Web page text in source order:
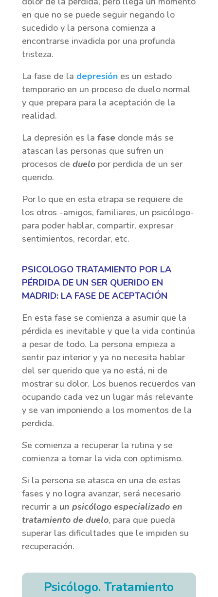
en que no se puede seguir negando lo
sucedido y la persona comienza a
encontrarse invadida por una profunda
tristeza.
La fase de la depresiónes un estado
temporario en un proceso de duelo normal
y que prepara para la aceptación de la
realidad.
La depresión es la fase donde más se
atascan las personas que sufren un
procesos de duelopor perdida de un ser
querido.
Por lo que en esta etrapa se requiere de
los otros -amigos, familiares, un psicólogo-
para poder hablar, compartir, expresar
sentimientos, recordar, etc.
PSICOLOGO TRATAMIENTO POR LA
PÉRDIDA DE UN SER QUERIDO EN
MADRID: LA FASE DE ACEPTACIÓN
En esta fase se comienza a asumir que la
pérdida es inevitable y que la vida continúa
a pesar de todo. La persona empieza a
sentir paz interior y ya no necesita hablar
del ser querido que ya no está, ni de
mostrar su dolor. Los buenos recuerdos van
ocupando cada vez un lugar más relevante
y se van imponiendo a los momentos de la
perdida.
Se comienza a recuperar la rutina y se
comienza a tomar la vida con optimismo.
Si la persona se atasca en una de estas
fases y no logra avanzar, será necesario
recurrir a un psicólogo especializado en
tratamiento de duelo, para que pueda
superar las dificultades que le impiden su
recuperación.
Psicólogo. Tratamiento